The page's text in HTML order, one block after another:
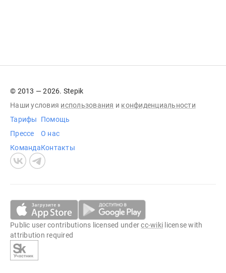
© 2013 — 2026. Stepik
Наши условия использования и конфиденциальности
Тарифы
Прессе
Команда
Помощь
О нас
Контакты
Public user contributions licensed undercc-wiki license with
attribution required